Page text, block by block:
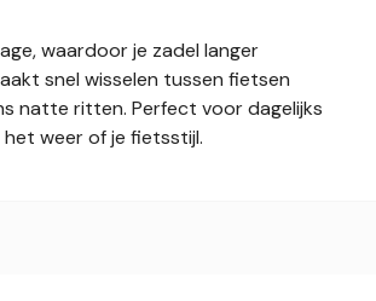
waardoor je zadel langer
snel wisselen tussen fietsen
natte ritten. Perfect voor dagelijks
weer of je fietsstijl.